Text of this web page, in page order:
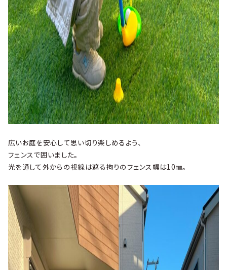
広いお庭を安心して思い切り楽しめるよう、
フェンスで囲いました。
光を通して外からの視線は遮る拘りのフェンス幅は10㎜。